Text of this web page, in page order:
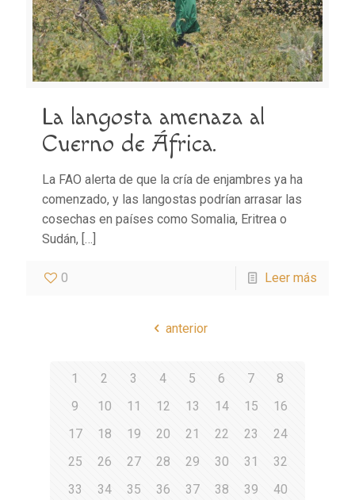
La langosta amenaza al
Cuerno de África.
La FAO alerta de que la cría de enjambres ya ha
comenzado, y las langostas podrían arrasar las
cosechas en países como Somalia, Eritrea o
Sudán, […]
0 Leer más
anterior
1 2 3 4 5 6 7
8
9
10 11 12 13 14 15
16
17
18 19 20 21 22 23
24
25
26 27 28 29 30 31
32
33
34 35 36 37 38 39
40